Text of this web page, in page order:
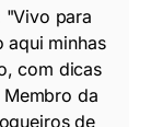
"Vivo para
aqui minhas
com dicas
da
de